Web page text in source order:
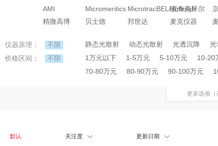
AMI Micromeritics MicrotracBEL/麦奇克拜尔
Rubolab
精微高博
贝士德 邦世达 麦克仪器
仪器原理： 不限 静态光散射 动态光散射 光透沉降 光
价格区间： 不限 1万元以下 1-5万元 5-10万元
10-20
70-80万元
80-90万元 90-100万元
更多选项
默认 关注度 更新日期